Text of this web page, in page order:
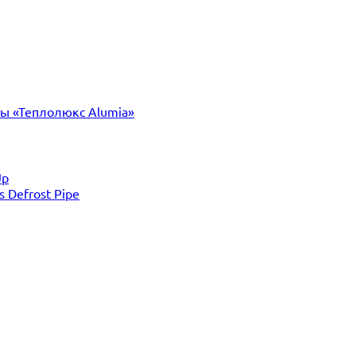
«Теплолюкс Alumia»
Defrost Pipe